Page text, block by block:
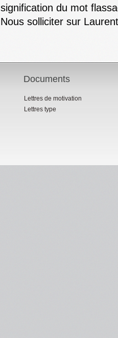
signification du mot
Nous solliciter sur
Documents
Lettres de motivation
Lettres type